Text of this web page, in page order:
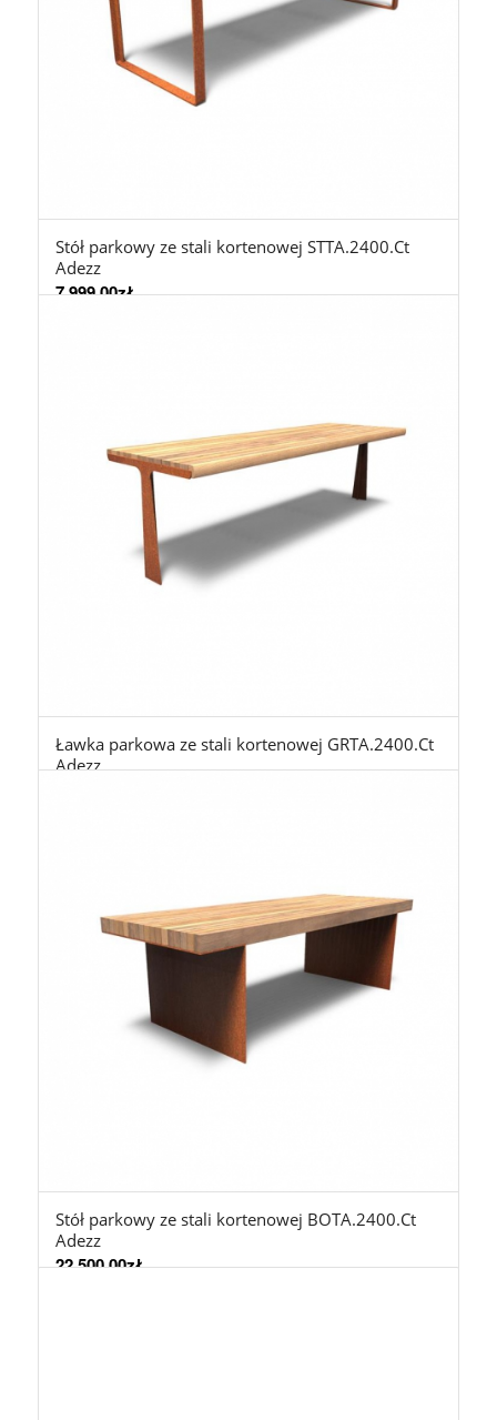
Stół parkowy ze stali kortenowej STTA.2400.Ct
Adezz
7.999,00zł
Ławka parkowa ze stali kortenowej GRTA.2400.Ct
Adezz
Stół parkowy ze stali kortenowej BOTA.2400.Ct
Adezz
22.500,00zł